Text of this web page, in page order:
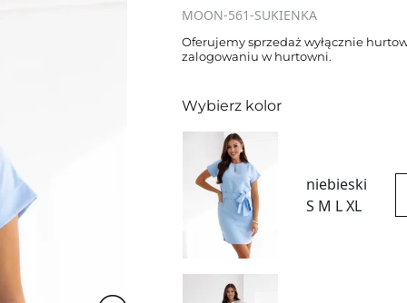
MOON-561-SUKIENKA
Oferujemy sprzedaż wyłącznie
zalogowaniu w hurtowni.
Wybierz kolor
niebieski
S M L XL